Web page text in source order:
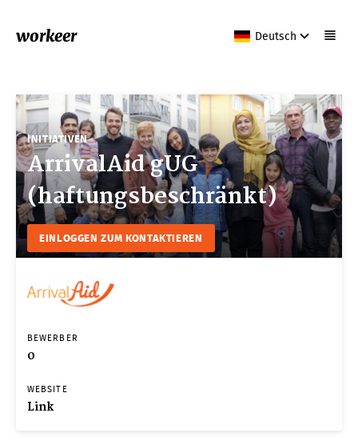
workeer Deutsch
INITIATIVEN
ArrivalAid gUG
(haftungsbeschränkt)
EINLOGGEN ZUM KONTAKTIEREN
BEWERBER
0
WEBSITE
Link